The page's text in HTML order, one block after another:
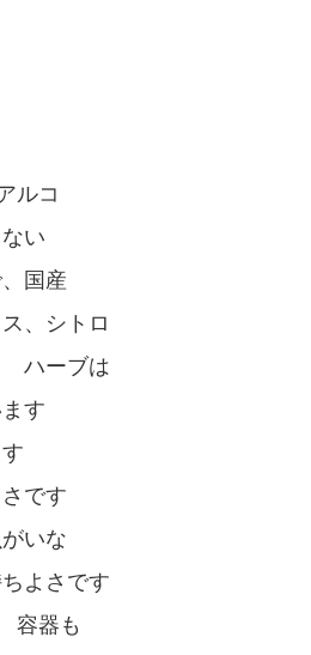
ルコ
い
国産
、シトロ
ハーブは
す
です
いな
よさです
容器も